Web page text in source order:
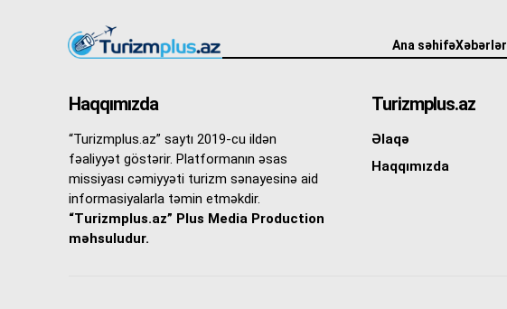
Ana səhifəXəbərlər
Haqqımızda
“Turizmplus.az” saytı 2019-cu ildən
fəaliyyət göstərir. Platformanın əsas
missiyası cəmiyyəti turizm sənayesinə aid
informasiyalarla təmin etməkdir.
“Turizmplus.az” Plus Media Production
məhsuludur.
Turizmplus.az
Əlaqə
Haqqımızda